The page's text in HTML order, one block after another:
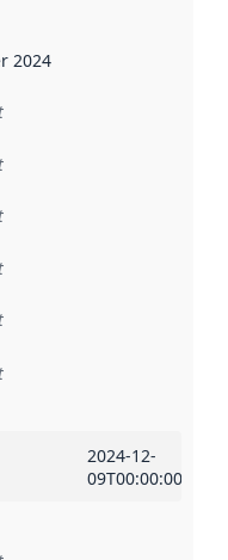
2024
2024-12-
09T00:00:00Z